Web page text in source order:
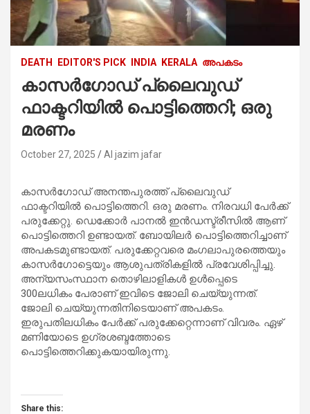
DEATH EDITOR'S PICK INDIA KERALA അപകടം
കാസർഗോഡ് പ്ലൈവുഡ്
ഫാക്ടറിയിൽ പൊട്ടിത്തെറി; ഒരു
മരണം
October 27, 2025 Al jazim jafar
കാസർഗോഡ് അനന്തപുരത്ത് പ്ലൈവുഡ്
ഫാക്ടറിയിൽ പൊട്ടിത്തെറി. ഒരു മരണം. നിരവധി പേർക്ക്
പരുക്കേറ്റു. ഡെക്കോർ പാനൽ ഇൻഡസ്ട്രീസിൽ ആണ്
പൊട്ടിത്തെറി ഉണ്ടായത്. ബോയിലർ പൊട്ടിത്തെറിച്ചാണ്
അപകടമുണ്ടായത്. പരുക്കേറ്റവരെ മംഗലാപുരത്തെയും
കാസർഗോട്ടെയും ആശുപത്രികളിൽ പ്രവേശിപ്പിച്ചു.
അന്യസംസ്ഥാന തൊഴിലാളികൾ ഉൾപ്പെടെ
300ലധികം പേരാണ് ഇവിടെ ജോലി ചെയ്യുന്നത്.
ജോലി ചെയ്യുന്നതിനിടെയാണ് അപകടം.
ഇരുപതിലധികം പേർക്ക് പരുക്കേറ്റെന്നാണ് വിവരം. ഏഴ്
മണിയോടെ ഉഗ്രശബ്ദത്തോടെ
പൊട്ടിത്തെറിക്കുകയായിരുന്നു.
Share this: